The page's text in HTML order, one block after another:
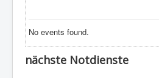
No events found.
nächste Notdienste